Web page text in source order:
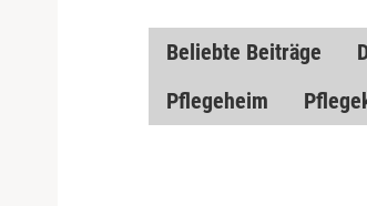
Beliebte Beiträge
Pflegeheim